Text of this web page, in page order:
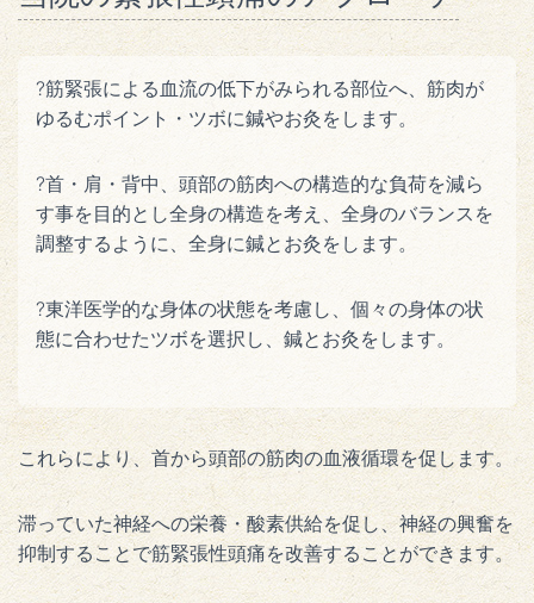
?筋緊張による血流の低下がみられる部位へ、筋肉が
ゆるむポイント・ツボに鍼やお灸をします。
?首・肩・背中、頭部の筋肉への構造的な負荷を減ら
す事を目的とし全身の構造を考え、全身のバランスを
調整するように、全身に鍼とお灸をします。
?東洋医学的な身体の状態を考慮し、個々の身体の状
態に合わせたツボを選択し、鍼とお灸をします。
これらにより、首から頭部の筋肉の血液循環を促します。
滞っていた神経への栄養・酸素供給を促し、神経の興奮を
抑制することで筋緊張性頭痛を改善することができます。